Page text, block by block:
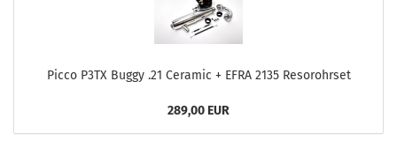
Picco P3TX Buggy .21 Ceramic + EFRA 2135 Resorohrset
289,00 EUR